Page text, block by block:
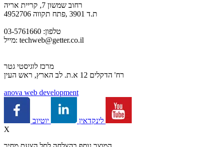
רחוב שמשון 7, קריית אריה
ת.ד 3901 ,פתח תקווה 4952706
טלפון: 03-5761660
מייל: techweb@getter.co.il
מרכז לוגיסטי גטר
רח' הדקלים 12 א.ת. לב הארץ, ראש העין
anova web development
לינקדאין
X